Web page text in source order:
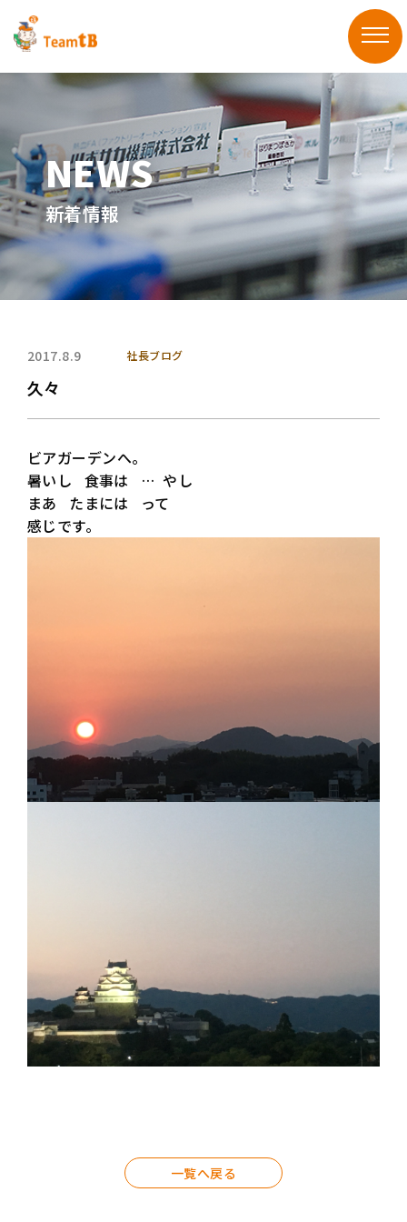
新着情報
2017.8.9 社長ブログ
久々
ビアガーデンへ。
暑いし 食事は … やし
まあ たまには って
感じです。
一覧へ戻る